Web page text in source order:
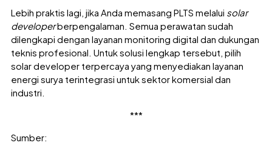
Lebih praktis lagi, jika Anda memasang PLTS melalui solar
developerberpengalaman. Semua perawatan sudah
dilengkapi dengan layanan monitoring digital dan dukungan
teknis profesional. Untuk solusi lengkap tersebut, pilih
solar developer terpercaya yang menyediakan layanan
energi surya terintegrasi untuk sektor komersial dan
industri.
***
Sumber: